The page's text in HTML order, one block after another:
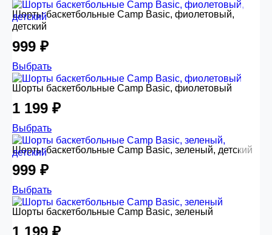
Шорты баскетбольные Camp Basic, фиолетовый,
детский
999 ₽
Выбрать
Шорты баскетбольные Camp Basic, фиолетовый
1 199 ₽
Выбрать
Шорты баскетбольные Camp Basic, зеленый, детский
999 ₽
Выбрать
Шорты баскетбольные Camp Basic, зеленый
1 199 ₽